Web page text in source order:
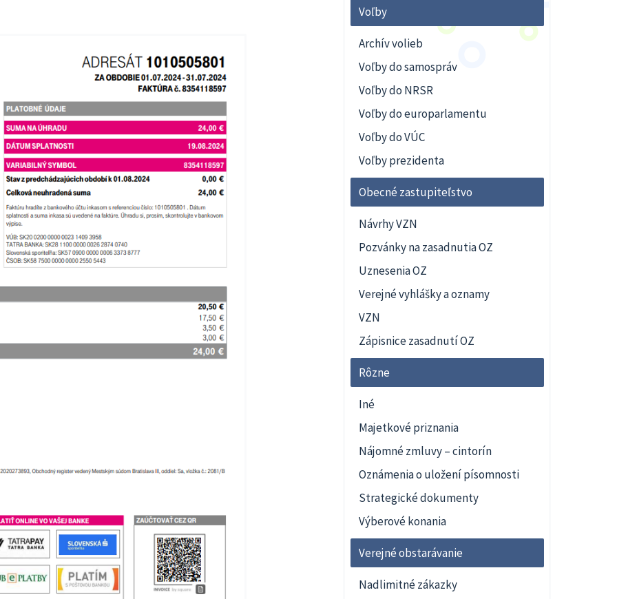
Voľby
Archív volieb
Voľby do samospráv
Voľby do NRSR
Voľby do europarlamentu
Voľby do VÚC
Voľby prezidenta
Obecné zastupiteľstvo
Návrhy VZN
Pozvánky na zasadnutia OZ
Uznesenia OZ
Verejné vyhlášky a oznamy
VZN
Zápisnice zasadnutí OZ
Rôzne
Iné
Majetkové priznania
Nájomné zmluvy – cintorín
Oznámenia o uložení písomnosti
Strategické dokumenty
Výberové konania
Verejné obstarávanie
Nadlimitné zákazky